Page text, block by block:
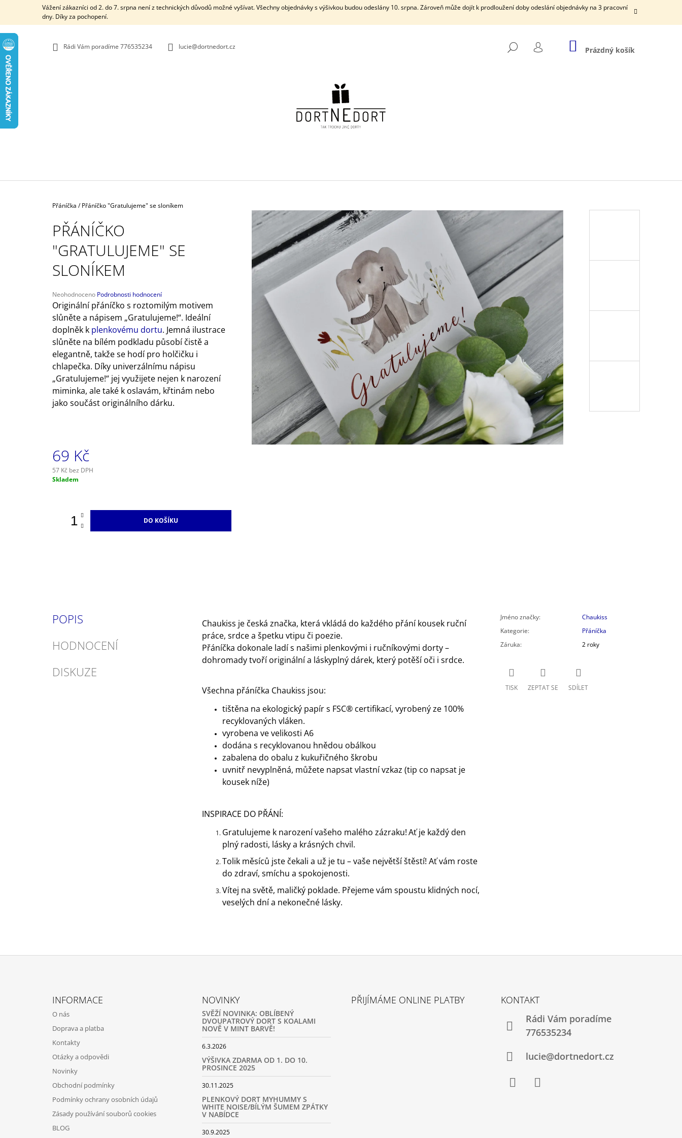
Vážení zákazníci od 2. do 7. srpna není z technických důvodů možné vyšívat. Všechny objednávky s výšivkou budou odeslány 10. srpna. Zároveň může dojít k prodloužení doby odeslání objednávky na 3 pracovní
dny. Díky za pochopení.
Rádi Vám poradíme 776535234 lucie@dortnedort.cz HLEDAT
PŘIHLÁŠENÍ
NÁKUPNÍ
KOŠÍK
Prázdný košík
Domů
Přáníčka / Přáníčko "Gratulujeme" se sloníkem
PŘÁNÍČKO
"GRATULUJEME" SE
SLONÍKEM
Průměrné
hodnocení
produktu
je
0,0
z
hvězdiček.
Neohodnoceno Podrobnosti hodnocení
Originální přáníčko s roztomilým motivem
slůněte a nápisem „Gratulujeme!“. Ideální
doplněk k plenkovému dortu. Jemná ilustrace
slůněte na bílém podkladu působí čistě a
elegantně, takže se hodí pro holčičku i
chlapečka. Díky univerzálnímu nápisu
„Gratulujeme!“ jej využijete nejen k narození
miminka, ale také k oslavám, křtinám nebo
jako součást originálního dárku.
69 Kč
57 Kč bez DPH
Měrná
Skladem
DO KOŠÍKU
POPIS
HODNOCENÍ
DISKUZE
Chaukiss je česká značka, která vkládá do každého přání kousek ruční
práce, srdce a špetku vtipu či poezie.
Přáníčka dokonale ladí s našimi plenkovými i ručníkovými dorty –
dohromady tvoří originální a láskyplný dárek, který potěší oči i srdce.
Všechna přáníčka Chaukiss jsou:
tištěna na ekologický papír s FSC® certifikací, vyrobený ze 100%
recyklovaných vláken.
vyrobena ve velikosti A6
dodána s recyklovanou hnědou obálkou
zabalena do obalu z kukuřičného škrobu
uvnitř nevyplněná, můžete napsat vlastní vzkaz (tip co napsat je
kousek níže)
INSPIRACE DO PŘÁNÍ:
Gratulujeme k narození vašeho malého zázraku!Ať je každý den
plný radosti, lásky a krásných chvil.
Tolik měsíců jste čekali a už je tu – vaše největší štěstí! Ať vám roste
do zdraví, smíchu a spokojenosti.
Vítej na světě, maličký poklade. Přejeme vám spoustu klidných nocí,
veselých dní a nekonečné lásky.
Jméno značky:
Chaukiss
Kategorie:
Přáníčka
Záruka: 2 roky
TISK ZEPTAT SE SDÍLET
Š
K
ZPĚT
DO
ZPĚT
DO
HLEDAT
MINI PLENKOVÝ DORT SE SLONEM
USÍNÁČKEM
DVOUPATROVÝ PLENKOVÝ DORT VI. S
ŠEDOU DEKOU A SLONÍKEM
KARTIČKA SE JMÉNEM MIMINKA
INFORMACE
O nás
Doprava a platba
Kontakty
Otázky a odpovědi
Novinky
Obchodní podmínky
Podmínky ochrany osobních údajů
Zásady používání souborů cookies
BLOG
NOVINKY
SVĚŽÍ NOVINKA: OBLÍBENÝ
DVOUPATROVÝ DORT S KOALAMI
NOVĚ V MINT BARVĚ!
6.3.2026
VÝŠIVKA ZDARMA OD 1. DO 10.
PROSINCE 2025
30.11.2025
PLENKOVÝ DORT MYHUMMY S
WHITE NOISE/BÍLÝM ŠUMEM ZPÁTKY
V NABÍDCE
30.9.2025
PŘIJÍMÁME ONLINE PLATBY
KONTAKT
Rádi Vám poradíme
776535234
lucie@dortnedort.cz